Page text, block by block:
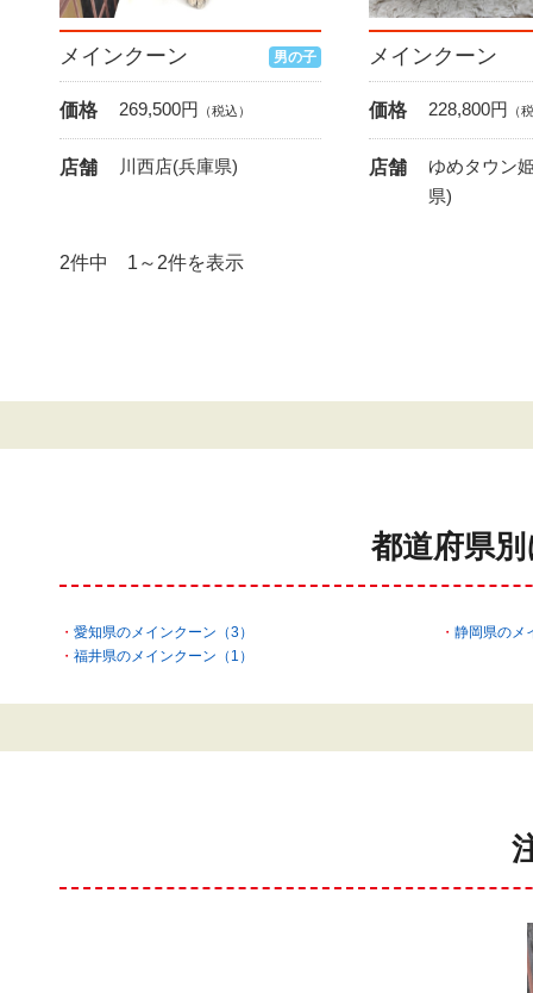
メインクーン 男の子
価格 269,500円 （税込）
店舗 川西店(兵庫県)
メインクーン
価格 228,800円 （
店舗
ゆめタウン
県)
2件中 1～2件を表示
都道府県
愛知県のメインクーン（3）
静岡県のメ
福井県のメインクーン（1）